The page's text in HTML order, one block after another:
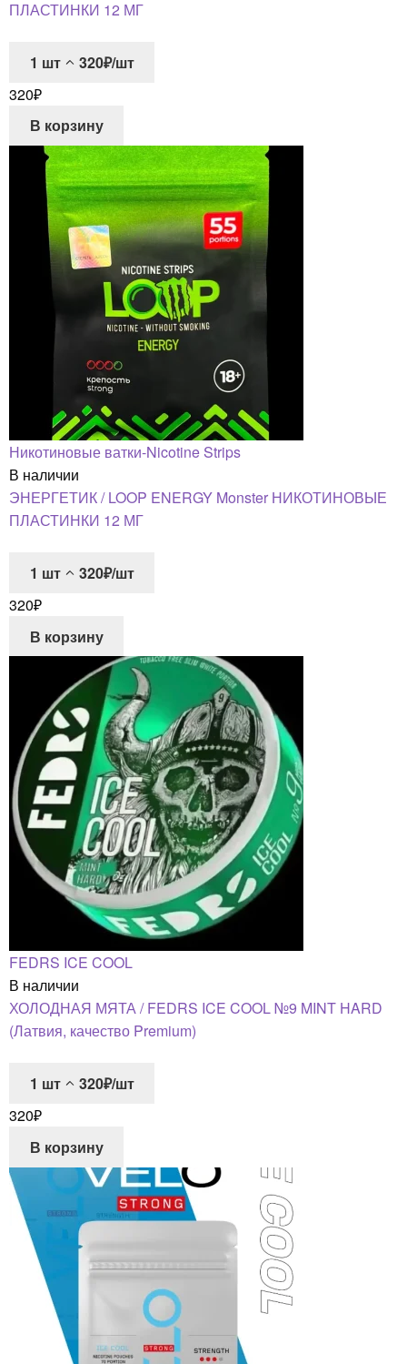
ПЛАСТИНКИ 12 МГ
1 шт
320₽/шт
320₽
В корзину
Никотиновые ватки-Nicotine Strips
В наличии
ЭНЕРГЕТИК / LOOP ENERGY Monster НИКОТИНОВЫЕ
ПЛАСТИНКИ 12 МГ
1 шт
320₽/шт
320₽
В корзину
FEDRS ICE COOL
В наличии
ХОЛОДНАЯ МЯТА / FEDRS ICE COOL №9 MINT HARD
(Латвия, качество Premium)
1 шт
320₽/шт
320₽
В корзину